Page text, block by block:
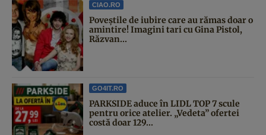
CIAO.RO
Poveştile de iubire care au rămas doar o
amintire! Imagini tari cu Gina Pistol,
Răzvan...
GO4IT.RO
PARKSIDE aduce în LIDL TOP 7 scule
pentru orice atelier. „Vedeta” ofertei
costă doar 129...